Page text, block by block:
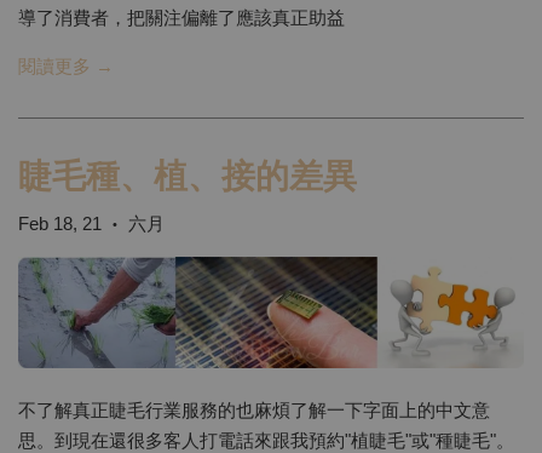
導了消費者，把關注偏離了應該真正助益
閱讀更多 →
睫毛種、植、接的差異
Feb 18, 21 • 六月
不了解真正睫毛行業服務的也麻煩了解一下字面上的中文意
思。到現在還很多客人打電話來跟我預約"植睫毛"或"種睫毛"。